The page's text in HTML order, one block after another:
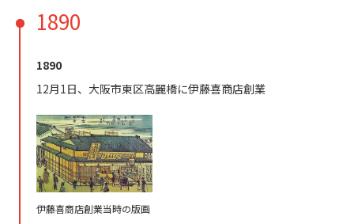
1890
1890
12月1日、大阪市東区高麗橋に伊藤喜商店創業
伊藤喜商店創業当時の版画